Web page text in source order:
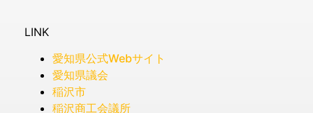
LINK
愛知県公式Webサイト
愛知県議会
稲沢市
稲沢商工会議所